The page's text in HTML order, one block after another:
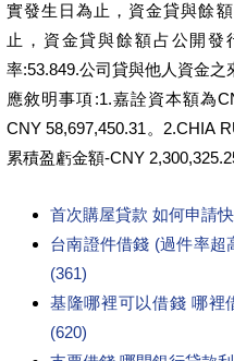
實發生日為止，資金貸與餘
止，資金貸與餘額占公開
率:53.849.公司貸與他人資金
應敘明事項:1.嘉詮資本額為
CNY 58,697,450.31。2.CHIA
累積盈虧金額-CNY
首次購屋貸款 如何申請
台南證件借錢 (過件率超
(361)
基隆哪裡可以借錢 哪裡
(620)